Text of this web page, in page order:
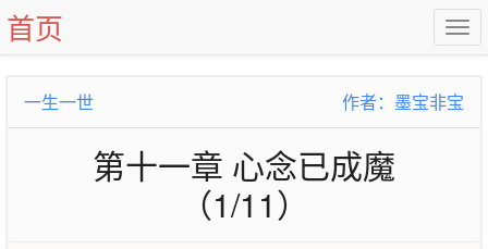
首页
一生一世 作者：墨宝非宝
第十一章 心念已成魔
（1/11）